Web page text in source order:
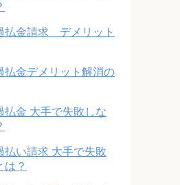
払金請求 デメリット
払金デメリット解消の
払金 大手で失敗しな
払い請求 大手で失敗
は？